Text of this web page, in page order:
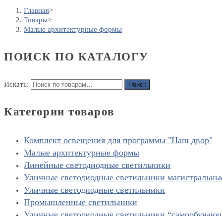
Главная>
Товары>
Малые архитектурные формы
ПОИСК ПО КАТАЛОГУ
Искать: Поиск
Категории товаров
Комплект освещения для программы "Наш двор"
Малые архитектурные формы
Линейные светодиодные светильники
Уличные светодиодные светильники
Уличные светодиодные светильники
Промышленные светильники